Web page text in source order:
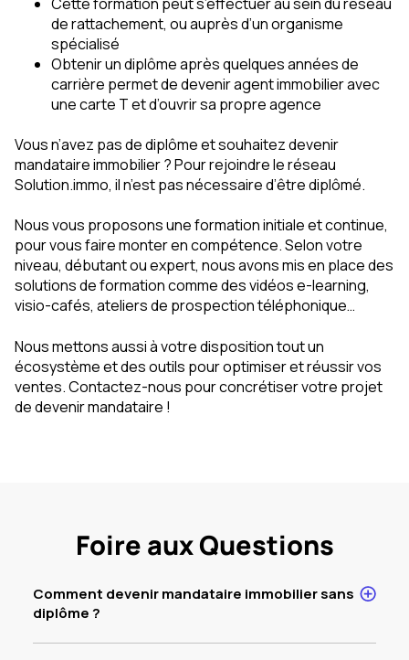
de rattachement, ou auprès d’un organisme
spécialisé
Obtenir un diplôme après quelques années de
carrière permet de devenir agent immobilier avec
une carte T et d’ouvrir sa propre agence
Vous n’avez pas de diplôme et souhaitez devenir
mandataire immobilier ? Pour rejoindre le réseau
Solution.immo, il n’est pas nécessaire d’être diplômé.
Nous vous proposons une formation initiale et continue,
pour vous faire monter en compétence. Selon votre
niveau, débutant ou expert, nous avons mis en place des
solutions de formation comme des vidéos e-learning,
visio-cafés, ateliers de prospection téléphonique…
Nous mettons aussi à votre disposition tout un
écosystème et des outils pour optimiser et réussir vos
ventes. Contactez-nous pour concrétiser votre projet
de devenir mandataire !
Foire aux Questions
Comment devenir mandataire immobilier sans
diplôme ?